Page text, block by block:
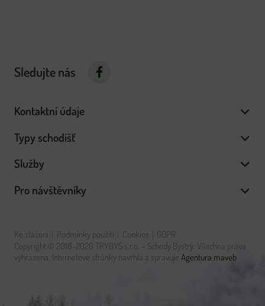
Sledujte nás
Kontaktní údaje
Typy schodišť
Služby
Pro návštěvníky
Ke stažení Podmínky použití Cookies
GDPR
Copyright © 2018-2026 TRYBYS s.r.o. – Schody Bystrý. Všechna práva
vyhrazena. Internetové stránky navrhla a spravuje Agentura maveb